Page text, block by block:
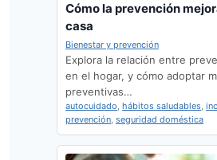
Cómo la prevención
casa
Bienestar y prevención
Explora la relación entre
en el hogar, y cómo adoptar
preventivas…
autocuidado,hábitos saludables,
prevención,seguridad doméstica